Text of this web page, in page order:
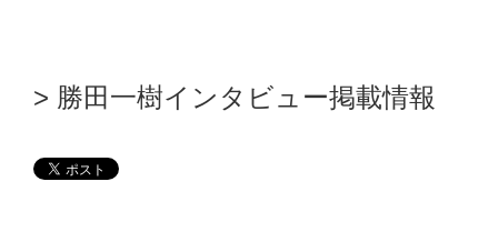
勝田一樹インタビュー掲載情報